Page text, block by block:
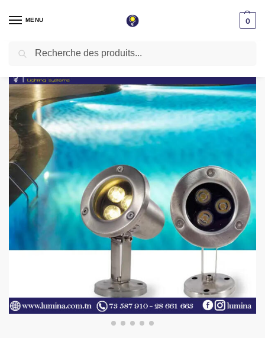
MENU 0
Accueil / Spot LED encastrable Spot au mur & Sol